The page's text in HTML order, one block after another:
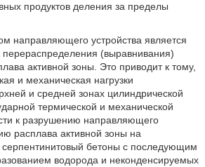
продуктов деления за пределы
направляющего устройства является
перераспределения (выравнивания)
активной зоны. Это приводит к тому,
и механическая нагрузки
и средней зонах цилиндрической
термической и механической
к разрушению направляющего
расплава активной зоны на
серпентинитовый бетоны с последующим
водорода и неконденсируемых